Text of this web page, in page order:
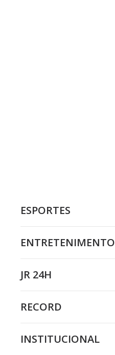
ESPORTES
ENTRETENIMENTO
JR 24H
RECORD
INSTITUCIONAL